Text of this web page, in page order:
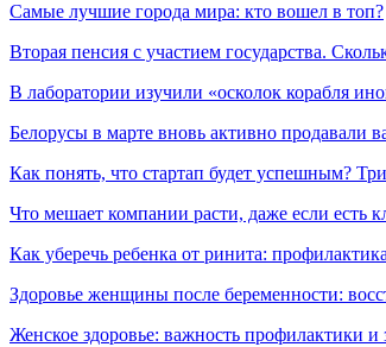
Самые лучшие города мира: кто вошел в топ?
Вторая пенсия с участием государства.
В лаборатории изучили «осколок корабля
Белорусы в марте вновь активно продавали
Как понять, что стартап будет успешным?
Что мешает компании расти, даже если есть
Как уберечь ребенка от ринита:
Здоровье женщины после беременности:
Женское здоровье: важность профилактики и